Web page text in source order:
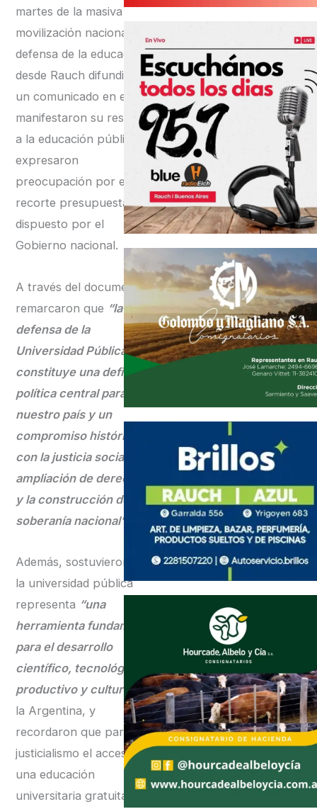
martes de la masiva
movilización nacional en
defensa de la educación y
desde Rauch difundieron
un comunicado en el que
manifestaron su respaldo
a la educación pública y
expresaron
preocupación por el
recorte presupuestario
dispuesto por el
Gobierno nacional.
A través del documento,
remarcaron que “la
defensa de la
Universidad Pública
constituye una definición
política central para
nuestro país y un
compromiso histórico
con la justicia social, la
ampliación de derechos
y la construcción de
soberanía nacional”.
Además, sostuvieron que
la universidad pública
representa “una
herramienta fundamental
para el desarrollo
científico, tecnológico,
productivo y cultural” de
la Argentina, y
recordaron que para el
justicialismo el acceso a
una educación
universitaria gratuita y de